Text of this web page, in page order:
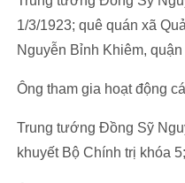
1/3/1923; quê quán xã
Nguyễn Bỉnh Khiêm,
Ông tham gia hoạt động
Trung tướng Đồng Sỹ
khuyết Bộ Chính trị khóa